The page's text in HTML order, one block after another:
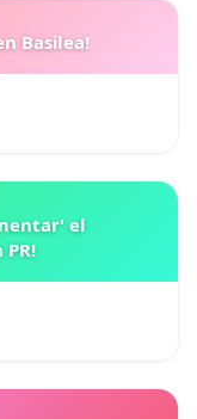
Basilea!
el